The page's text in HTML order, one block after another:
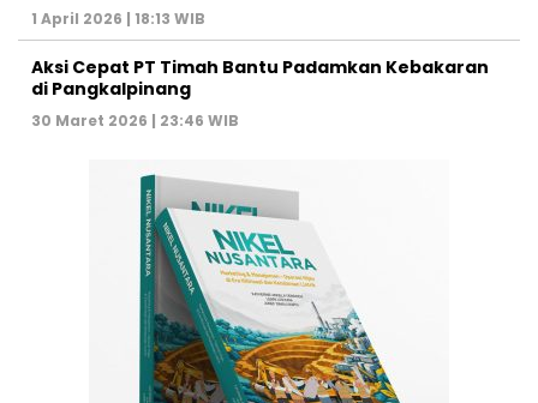
1 April 2026 | 18:13 WIB
Aksi Cepat PT Timah Bantu Padamkan Kebakaran
di Pangkalpinang
30 Maret 2026 | 23:46 WIB